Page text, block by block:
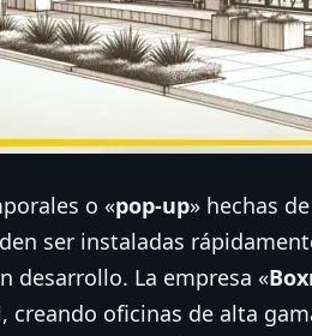
o «pop-up» hechas
ser instaladas
desarrollo. La empresa «
creando oficinas de alta